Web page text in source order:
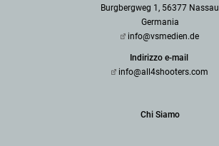
Burgbergweg 1, 56377 Nassau
Germania
info@vsmedien.de
Indirizzo e-mail
info@all4shooters.com
Chi Siamo